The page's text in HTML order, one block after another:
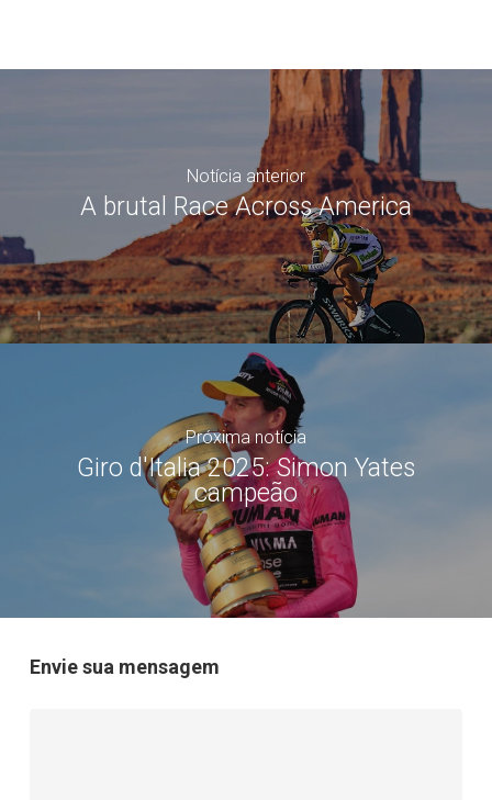
Notícia anterior
A brutal Race Across America
Próxima notícia
Giro d'Italia 2025: Simon Yates
campeão
Envie sua mensagem